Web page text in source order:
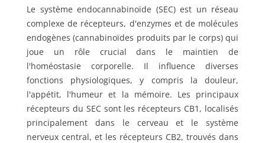
Le système endocannabinoïde (SEC) est un réseau
complexe de récepteurs, d'enzymes et de molécules
endogènes (cannabinoïdes produits par le corps) qui
joue un rôle crucial dans le maintien de
l'homéostasie corporelle. Il influence diverses
fonctions physiologiques, y compris la douleur,
l'appétit, l'humeur et la mémoire. Les principaux
récepteurs du SEC sont les récepteurs CB1, localisés
principalement dans le cerveau et le système
nerveux central, et les récepteurs CB2, trouvés dans